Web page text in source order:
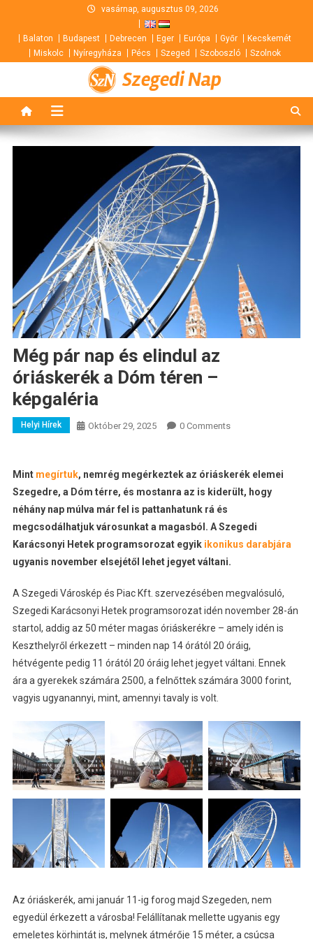
content
vasárnap, augusztus 09, 2026
Balaton Budapest Debrecen Eger Európa Győr
Kecskemét
Miskolc
Nyíregyháza Pécs Szeged Szoboszló Szolnok
Szegedi Nap
Még pár nap és elindul az
óriáskerék a Dóm téren –
képgaléria
Helyi Hírek Október 29, 2025 0 Comments
Mint megírtuk, nemrég megérkeztek az óriáskerék elemei
Szegedre, a Dóm térre, és mostanra az is kiderült, hogy
néhány nap múlva már fel is pattanhatunk rá és
megcsodálhatjuk városunkat a magasból. A Szegedi
Karácsonyi Hetek programsorozat egyik ikonikus darabjára
ugyanis november elsejétől lehet jegyet váltani.
A Szegedi Városkép és Piac Kft. szervezésében megvalósuló,
Szegedi Karácsonyi Hetek programsorozat idén november 28-án
startol, addig az 50 méter magas óriáskerékre – amely idén is
Keszthelyről érkezett – minden nap 14 órától 20 óráig,
hétvégente pedig 11 órától 20 óráig lehet jegyet váltani. Ennek
ára a gyerekek számára 2500, a felnőttek számára 3000 forint,
vagyis ugyanannyi, mint, amennyi tavaly is volt.
Az óriáskerék, ami január 11-ig forog majd Szegeden, nem
egyedül érkezett a városba! Felállítanak mellette ugyanis egy
emeletes körhintát is, melynek átmérője 15 méter, a csúcsa